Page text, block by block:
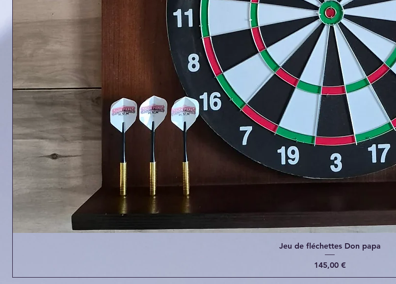
Jeu de fléchettes Don papa
Prix
145,00 €